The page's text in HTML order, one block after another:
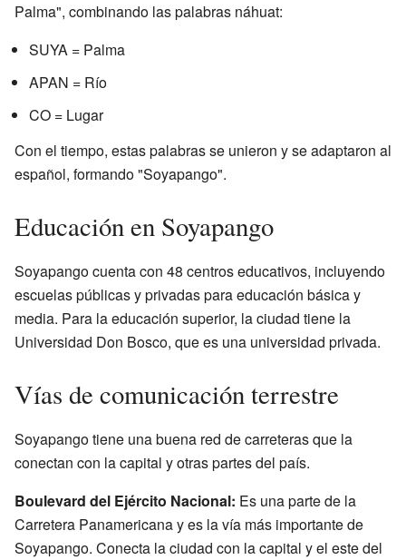
Palma", combinando las palabras náhuat:
SUYA = Palma
APAN = Río
CO = Lugar
Con el tiempo, estas palabras se unieron y se adaptaron al
español, formando "Soyapango".
Educación en Soyapango
Soyapango cuenta con 48 centros educativos, incluyendo
escuelas públicas y privadas para educación básica y
media. Para la educación superior, la ciudad tiene la
Universidad Don Bosco, que es una universidad privada.
Vías de comunicación terrestre
Soyapango tiene una buena red de carreteras que la
conectan con la capital y otras partes del país.
Boulevard del Ejército Nacional: Es una parte de la
Carretera Panamericana y es la vía más importante de
Soyapango. Conecta la ciudad con la capital y el este del